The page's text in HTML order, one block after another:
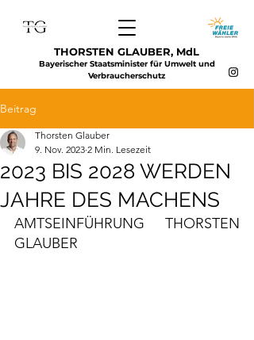
THORSTEN GLAUBER, MdL
Bayerischer Staatsminister für Umwelt und
Verbraucherschutz
Beitrag
2023 BIS 2028 WERDEN
JAHRE DES MACHENS
Thorsten Glauber
9. Nov. 2023 2 Min. Lesezeit
AMTSEINFÜHRUNG THORSTEN
GLAUBER